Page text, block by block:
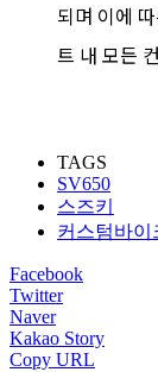
되며 이에
트 내 모든
TAGS
SV650
스즈키
커스텀바이
Facebook
Twitter
Naver
Kakao Story
Copy URL